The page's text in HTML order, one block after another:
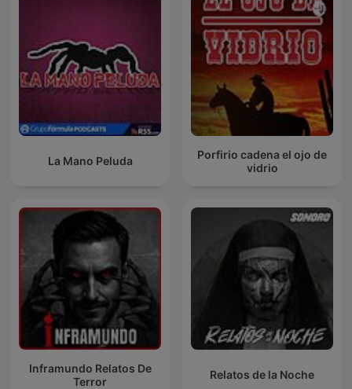
La Mano Peluda
Porfirio cadena el ojo de
vidrio
Inframundo Relatos De
Terror
Relatos de la Noche